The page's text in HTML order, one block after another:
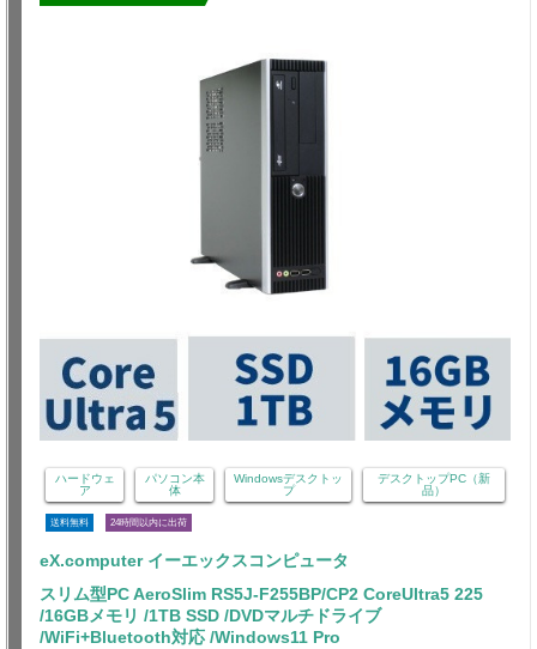
ハードウェ
ア
パソコン本
体
Windowsデスクトッ
プ
デスクトップPC（新
品）
送料無料 24時間以内に出荷
eX.computer イーエックスコンピュータ
スリム型PC AeroSlim RS5J-F255BP/CP2 CoreUltra5 225
/16GBメモリ /1TB SSD /DVDマルチドライブ
/WiFi+Bluetooth対応 /Windows11 Pro